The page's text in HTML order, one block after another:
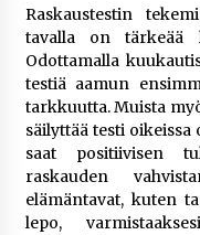
Raskaustestin
tavalla on tärkeää
Odottamalla
testiä aamun
tarkkuutta. Muista
säilyttää testi oikeissa
saat positiivisen
raskauden
elämäntavat, kuten
lepo,